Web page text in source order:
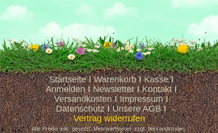
Startseite Warenkorb
Kasse
Anmelden
Newsletter
Kontakt
Versandkosten
Impressum
Datenschutz
Unsere AGB
Vertrag widerrufen
Alle Preise inkl. gesetzl. Mehrwertsteuer zzgl. Versandkosten,